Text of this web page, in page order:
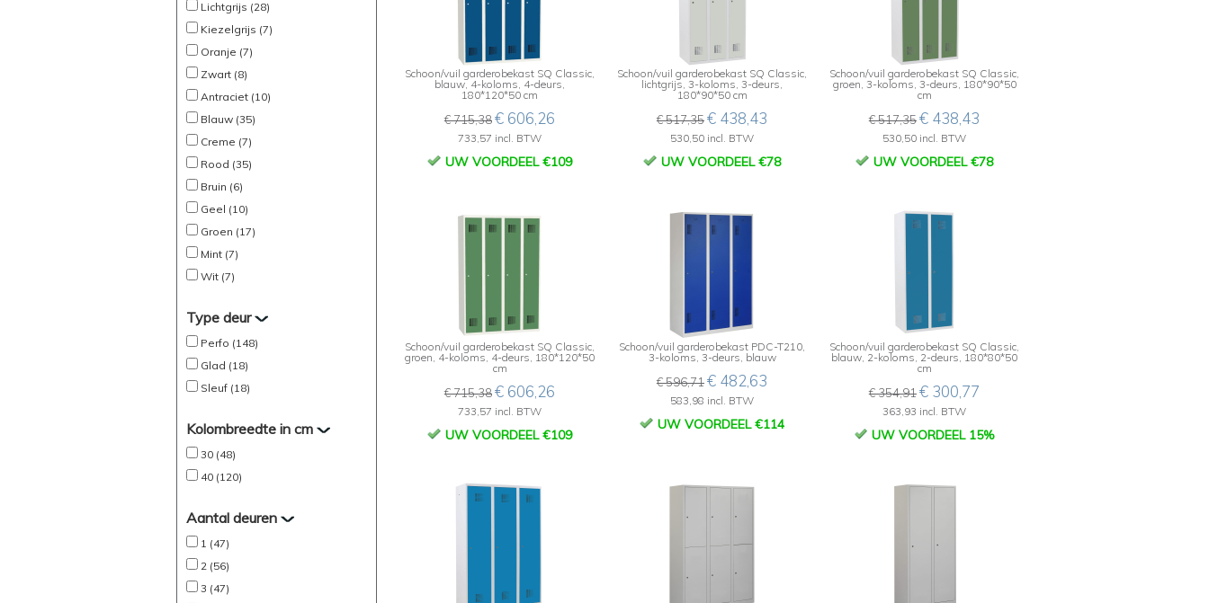
Lichtgrijs (28)
Kiezelgrijs (7)
Oranje (7)
Zwart (8)
Antraciet (10)
Blauw (35)
Creme (7)
Rood (35)
Bruin (6)
Geel (10)
Groen (17)
Mint (7)
Wit (7)
Type deur
Perfo (148)
Glad (18)
Sleuf (18)
Kolombreedte in cm
30 (48)
40 (120)
Aantal deuren
1 (47)
2 (56)
3 (47)
Schoon/vuil garderobekast SQ Classic,
blauw, 4-koloms, 4-deurs,
180*120*50 cm
€ 715,38€ 606,26
733,57 incl. BTW
UW VOORDEEL €109
Schoon/vuil garderobekast SQ Classic,
lichtgrijs, 3-koloms, 3-deurs,
180*90*50 cm
€ 517,35€ 438,43
530,50 incl. BTW
UW VOORDEEL €78
Schoon/vuil garderobekast SQ Classic,
groen, 3-koloms, 3-deurs, 180*90*50
cm
€ 517,35€ 438,43
530,50 incl. BTW
UW VOORDEEL €78
Schoon/vuil garderobekast SQ Classic,
groen, 4-koloms, 4-deurs, 180*120*50
cm
€ 715,38€ 606,26
733,57 incl. BTW
UW VOORDEEL €109
Schoon/vuil garderobekast PDC-T210,
3-koloms, 3-deurs, blauw
€ 596,71€ 482,63
583,98 incl. BTW
UW VOORDEEL €114
Schoon/vuil garderobekast SQ Classic,
blauw, 2-koloms, 2-deurs, 180*80*50
cm
€ 354,91€ 300,77
363,93 incl. BTW
UW VOORDEEL 15%